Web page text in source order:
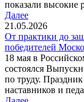
показали высокие
Далее
21.05.2026
От практики до
победителей
18 мая в
состоялся
по труду.
наставников и